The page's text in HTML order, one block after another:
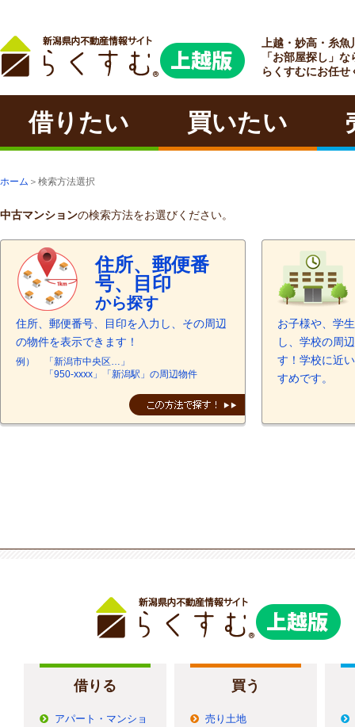
ラクチン
上越・妙高・糸魚
「お部屋探し」な
らくすむにお任せ
借りたい 買いたい
ホーム ＞検索方法選択
中古マンションの検索方法をお選びください。
住所、郵便番
号、目印
から探す
住所、郵便番号、目印を入力し、その周辺
の物件を表示できます！
例） 「新潟市中央区…」
「950-xxxx」「新潟駅」の周辺物件
お子様や、学
し、学校の周
す！学校に近
すめです。
借りる
アパート・マンショ
買う
売り土地